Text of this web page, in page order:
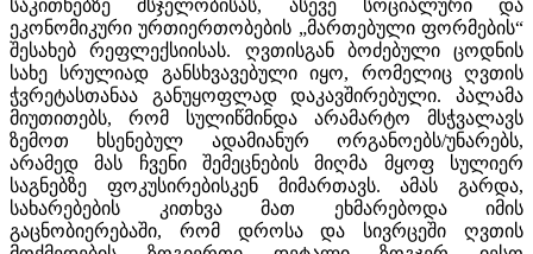
საკითხებზე მსჯელობისას, ასევე სოციალური და
ეკონომიკური ურთიერთობების „მართებული ფორმების“
შესახებ რეფლექსიისას. ღვთისგან ბოძებული ცოდნის
სახე სრულიად განსხვავებული იყო, რომელიც ღვთის
ჭვრეტასთანაა განუყოფლად დაკავშირებული. პალამა
მიუთითებს, რომ სულიწმინდა არამარტო მსჭვალავს
ზემოთ ხსენებულ ადამიანურ ორგანოებს/უნარებს,
არამედ მას ჩვენი შემეცნების მიღმა მყოფ სულიერ
საგნებზე ფოკუსირებისკენ მიმართავს. ამას გარდა,
სახარებების კითხვა მათ ეხმარებოდა იმის
გაცნობიერებაში, რომ დროსა და სივრცეში ღვთის